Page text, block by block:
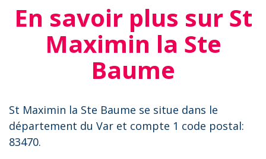
En savoir plus sur St
Maximin la Ste
Baume
St Maximin la Ste Baume se situe dans le
département du Var et compte 1 code postal:
83470.